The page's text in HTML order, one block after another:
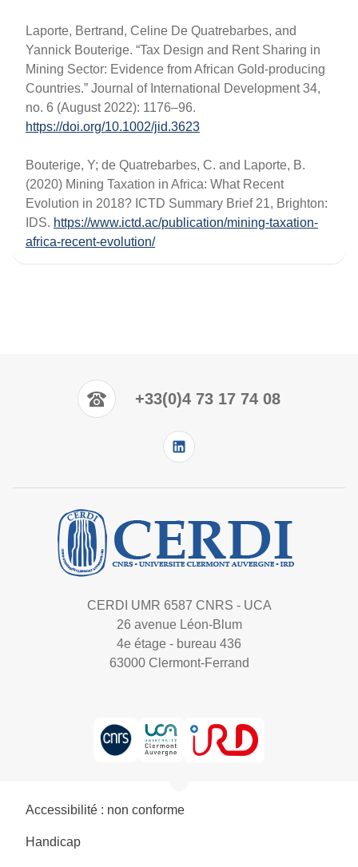
Laporte, Bertrand, Celine De Quatrebarbes, and
Yannick Bouterige. “Tax Design and Rent Sharing in
Mining Sector: Evidence from African Gold‐producing
Countries.” Journal of International Development 34,
no. 6 (August 2022): 1176–96.
https://doi.org/10.1002/jid.3623
Bouterige, Y; de Quatrebarbes, C. and Laporte, B.
(2020) Mining Taxation in Africa: What Recent
Evolution in 2018? ICTD Summary Brief 21, Brighton:
IDS. https://www.ictd.ac/publication/mining-taxation-
africa-recent-evolution/
+33(0)4 73 17 74 08
CERDI UMR 6587 CNRS - UCA
26 avenue Léon-Blum
4e étage - bureau 436
63000 Clermont-Ferrand
Accessibilité : non conforme
Handicap